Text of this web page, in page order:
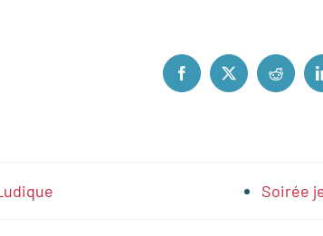
Facebook
X Reddit
Soirée